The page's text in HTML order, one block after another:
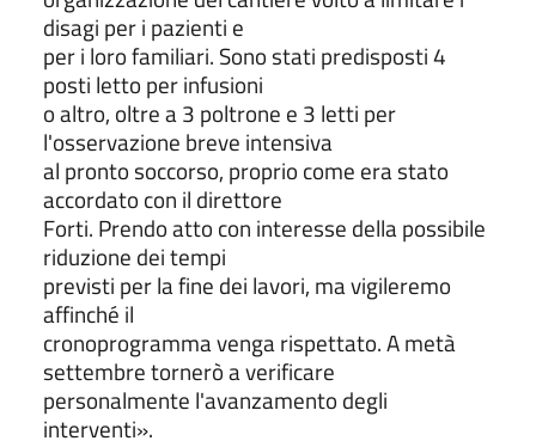
disagi per i pazienti e
per i loro familiari. Sono stati predisposti 4
posti letto per infusioni
o altro, oltre a 3 poltrone e 3 letti per
l'osservazione breve intensiva
al pronto soccorso, proprio come era stato
accordato con il direttore
Forti. Prendo atto con interesse della possibile
riduzione dei tempi
previsti per la fine dei lavori, ma vigileremo
affinché il
cronoprogramma venga rispettato. A metà
settembre tornerò a verificare
personalmente l'avanzamento degli
interventi».